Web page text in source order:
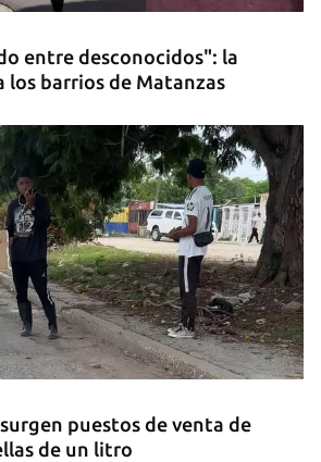
entre desconocidos": la
los barrios de Matanzas
puestos de venta de
de un litro